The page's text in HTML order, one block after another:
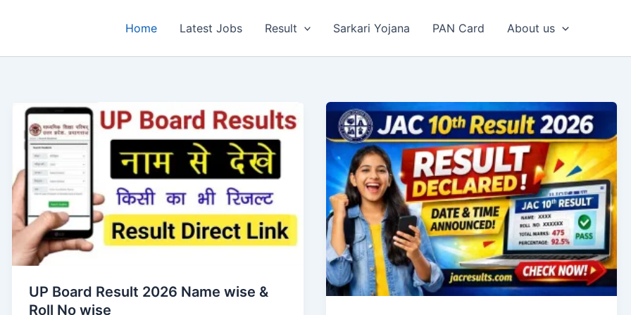
Home Latest Jobs Result Sarkari Yojana PAN Card About us
UP Board Result 2026 Name wise &
Roll No wise